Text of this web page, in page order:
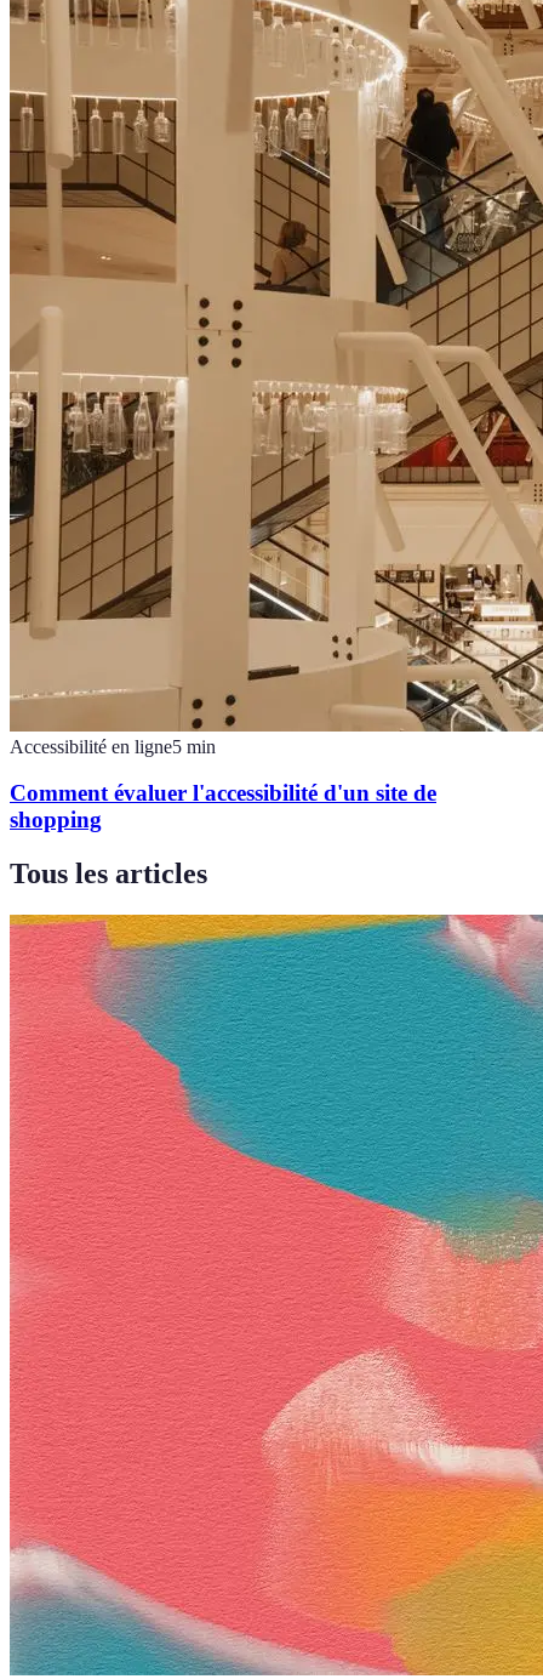
Accessibilité en ligne5 min
Comment évaluer l'accessibilité d'un site de
shopping
Tous les articles